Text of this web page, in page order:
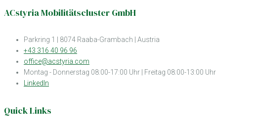
ACstyria Mobilitätscluster GmbH
Parkring 1 | 8074 Raaba-Grambach | Austria
+43 316 40 96 96
office@acstyria.com
Montag - Donnerstag 08:00-17:00 Uhr | Freitag 08:00-13:00 Uhr
LinkedIn
Quick Links